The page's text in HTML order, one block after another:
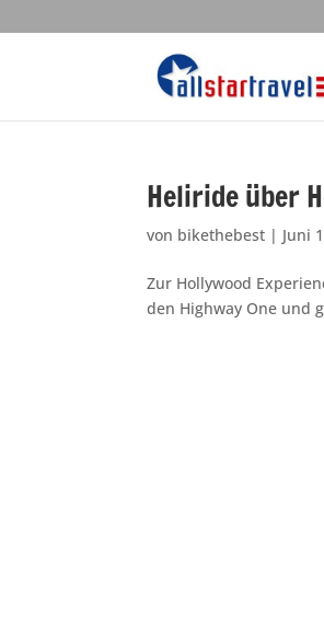
Heliride über
von bikethebest | Juni
Zur Hollywood
den Highway One und